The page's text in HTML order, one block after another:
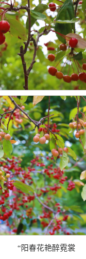
“阳春花艳醉霓裳